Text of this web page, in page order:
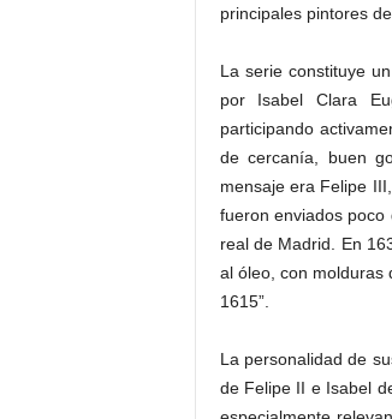
principales pintores
La serie constituye
por Isabel Clara
participando
de cercanía, buen
mensaje era Felipe
fueron enviados
real de Madrid. En
al óleo, con molduras
1615”.
La personalidad de
de Felipe II e Isabel